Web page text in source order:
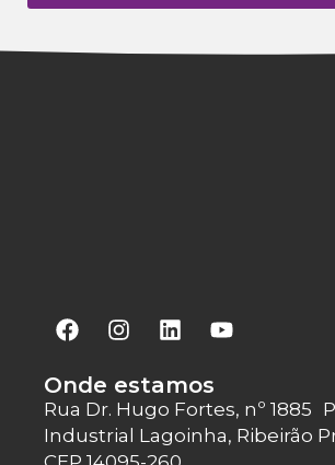
Onde estamos
Rua Dr. Hugo Fortes, nº 1885
Industrial Lagoinha, Ribeirão